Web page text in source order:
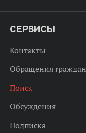
СЕРВИСЫ
Контакты
Обращения граждан
Поиск
Обсуждения
Подписка